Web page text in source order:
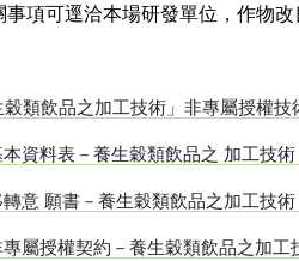
事項可逕洽本場研發單位，作物改
類飲品之加工技術」非專屬授權技
資料表－養生穀類飲品之 加工技術
意 願書－養生穀類飲品之加工技術
屬授權契約－養生穀類飲品之加工